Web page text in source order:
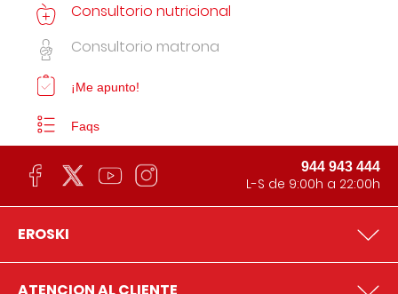
Consultorio nutricional
Consultorio matrona
¡Me apunto!
Faqs
944 943 444
L-S de 9:00h a 22:00h
EROSKI